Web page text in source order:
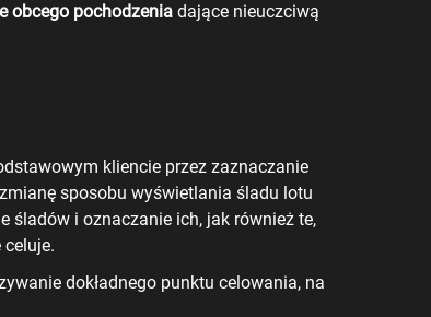
obcego pochodzenia dające nieuczciwą
kliencie przez zaznaczanie
sposobu wyświetlania śladu lotu
śladów i oznaczanie ich, jak również te,
dokładnego punktu celowania, na